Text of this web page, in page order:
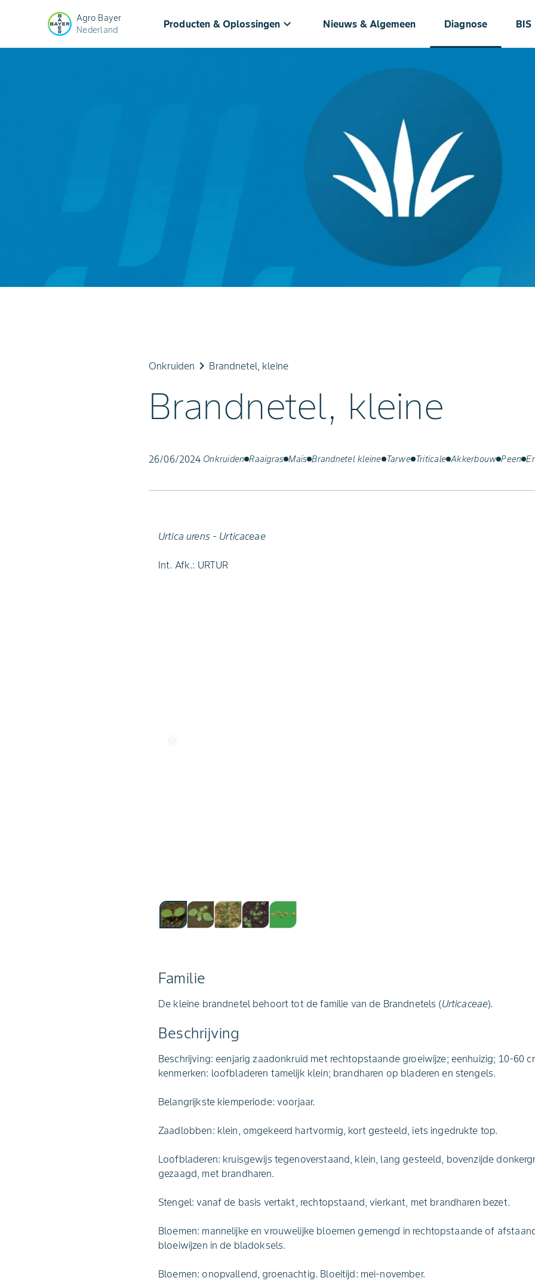
Agro Bayer
Nederland
Producten & Oplossingen keyboard_arrow_down Nieuws & Algemeen Diagnose BIS
Onkruiden keyboard_arrow_right Brandnetel, kleine
Brandnetel, kleine
26/06/2024 Onkruiden Raaigras Maïs Brandnetel kleine Tarwe Triticale Akkerbouw Peen
Urtica urens - Urticaceae
Int. Afk.: URTUR
Familie
De kleine brandnetel behoort tot de familie van de Brandnetels (Urticaceae).
Beschrijving
Beschrijving: eenjarig zaadonkruid met rechtopstaande groeiwijze; eenhuizig; 10-60
kenmerken: loofbladeren tamelijk klein; brandharen op bladeren en stengels.
Belangrijkste kiemperiode: voorjaar.
Zaadlobben: klein, omgekeerd hartvormig, kort gesteeld, iets ingedrukte top.
Loofbladeren: kruisgewijs tegenoverstaand, klein, lang gesteeld, bovenzijde
gezaagd, met brandharen.
Stengel: vanaf de basis vertakt, rechtopstaand, vierkant, met brandharen bezet.
Bloemen: mannelijke en vrouwelijke bloemen gemengd in rechtopstaande of
bloeiwijzen in de bladoksels.
Bloemen: onopvallend, groenachtig. Bloeitijd: mei-november.